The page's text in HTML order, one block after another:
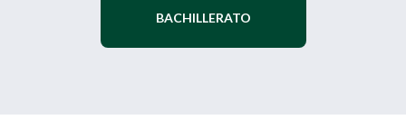
BACHILLERATO